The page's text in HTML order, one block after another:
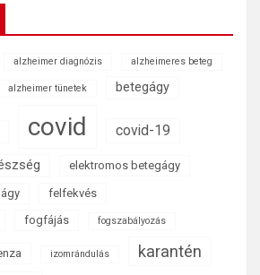
alzheimer diagnózis alzheimeres beteg
alzheimer tünetek betegágy
covid covid-19
elektromos betegágy
felfekvés
fogfájás fogszabályozás
izomrándulás karantén